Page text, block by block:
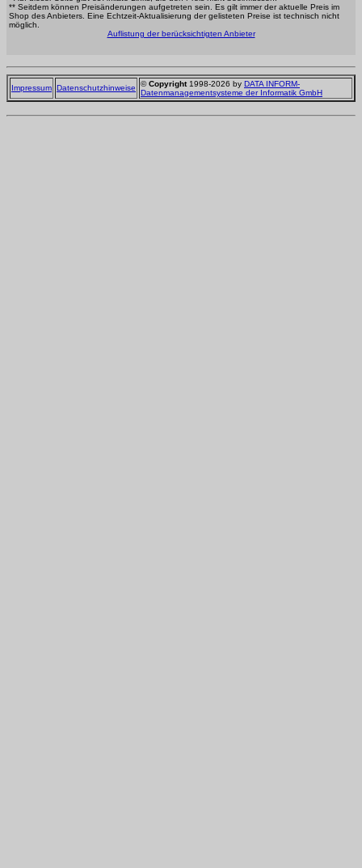
** Seitdem können Preisänderungen aufgetreten sein. Es gilt immer der aktuelle Preis im
Shop des Anbieters. Eine Echtzeit-Aktualisierung der gelisteten Preise ist technisch nicht
möglich.
Auflistung der berücksichtigten Anbieter
Impressum Datenschutzhinweise ©Copyright1998-2026 by DATA INFORM-
Datenmanagementsysteme der Informatik GmbH